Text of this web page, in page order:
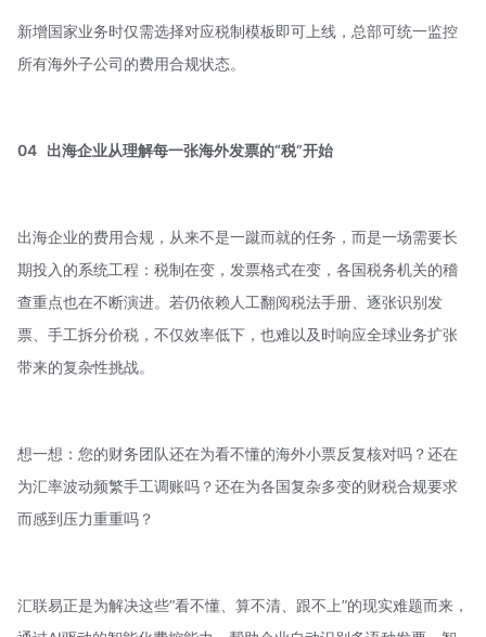
新增国家业务时仅需选择对应税制模板即可上线，总部可统一监控
所有海外子公司的费用合规状态。
04 出海企业从理解每一张海外发票的“税”开始
出海企业的费用合规，从来不是一蹴而就的任务，而是一场需要长
期投入的系统工程：税制在变，发票格式在变，各国税务机关的稽
查重点也在不断演进。若仍依赖人工翻阅税法手册、逐张识别发
票、手工拆分价税，不仅效率低下，也难以及时响应全球业务扩张
带来的复杂性挑战。
想一想：您的财务团队还在为看不懂的海外小票反复核对吗？还在
为汇率波动频繁手工调账吗？还在为各国复杂多变的财税合规要求
而感到压力重重吗？
汇联易正是为解决这些“看不懂、算不清、跟不上”的现实难题而来，